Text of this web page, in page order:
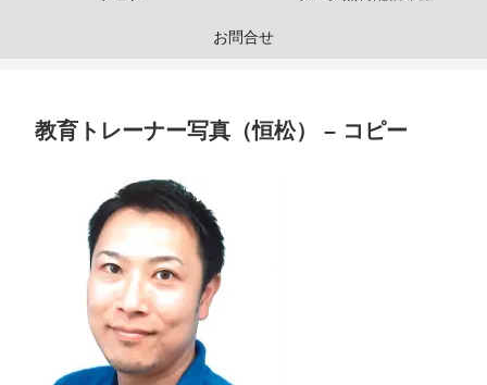
お問合せ
教育トレーナー写真（恒松） – コピー